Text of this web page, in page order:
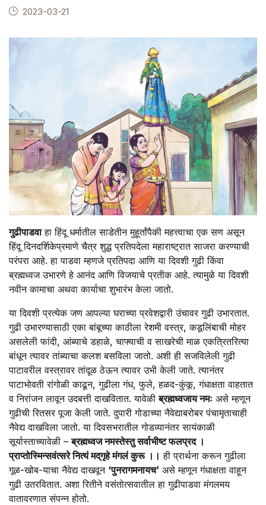
2023-03-21
गुढीपाडवाहा हिंदू धर्मातील साडेतीन मुहूर्तांपैकी महत्त्वाचा एक सण असून
हिंदू दिनदर्शिकेप्रमाणे चैत्र शुद्ध प्रतिपदेला महाराष्ट्रात साजरा करण्याची
परंपरा आहे. हा पाडवा म्हणजे प्रतिपदा आणि या दिवशी गुढी किंवा
ब्रह्मध्वज उभारणे हे आनंद आणि विजयाचे प्रतीक आहे. त्यामुळे या दिवशी
नवीन कामाचा अथवा कार्याचा शुभारंभ केला जातो.
या दिवशी प्रत्येक जण आपल्या घराच्या प्रवेशद्वारी उंचावर गुढी उभारतात.
गुढी उभारण्यासाठी एका बांबूच्या काठीला रेशमी वस्त्र, कडूलिंबाची मोहर
असलेली फांदी, आंब्याचे डहाळे, चाफ्याची व साखरेची माळ एकत्रितरित्या
बांधून त्यावर तांब्याचा कलश बसविला जातो. अशी ही सजविलेली गुढी
पाटावरील वस्त्रावर तांदूळ ठेऊन त्यावर उभी केली जाते. त्यानंतर
पाटाभोवती रांगोळी काढून, गुढीला गंध, फुले, हळद-कुंकू, गंधाक्षता वाहतात
व निरांजन लावून उदबत्ती दाखवितात. यावेळीब्रह्मध्वजाय नमः असे म्हणून
गुढीची रितसर पूजा केली जाते. दुपारी गोडाच्या नैवेद्याबरोबर पंचामृताचाही
नैवेद्य दाखविला जातो. या दिवसभरातील गोडव्यानंतर सायंकाळी
सूर्यास्ताच्यावेळी –ब्रह्मध्वज नमस्तेस्तु सर्वाभीष्ट फलप्रद ।
प्राप्तोस्मिन्सवंत्सरे नित्यं मद्‌गृहे मंगलं कुरू ।। ही प्रार्थना करून गुढीला
गूळ-खोब-याचा नैवेद्य दाखवून ‘पुनरागमनायच’ असे म्हणून गंधाक्षता वाहून
गुढी उतरवितात. अशा रितीने वसंतोत्सवातील हा गुढीपाडवा मंगलमय
वातावरणात संपन्न होतो.